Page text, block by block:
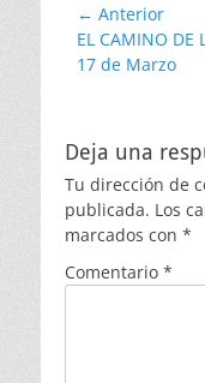
Navegación
de
entradas
← Anterior
Entrada
anterior:
EL CAMINO DE
17 de Marzo
Deja una
Tu dirección de
publicada. Los
marcados con *
Comentario *